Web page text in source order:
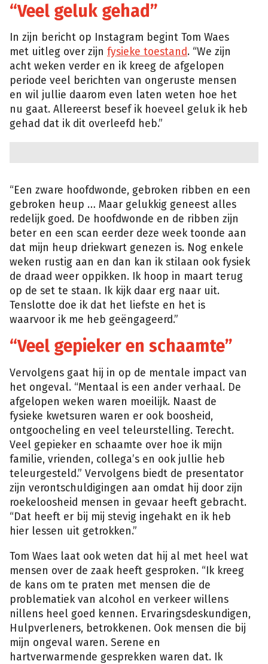
“Veel geluk gehad”
In zijn bericht op Instagram begint Tom Waes
met uitleg over zijn fysieke toestand. “We zijn
acht weken verder en ik kreeg de afgelopen
periode veel berichten van ongeruste mensen
en wil jullie daarom even laten weten hoe het
nu gaat. Allereerst besef ik hoeveel geluk ik heb
gehad dat ik dit overleefd heb.”
“Een zware hoofdwonde, gebroken ribben en een
gebroken heup … Maar gelukkig geneest alles
redelijk goed. De hoofdwonde en de ribben zijn
beter en een scan eerder deze week toonde aan
dat mijn heup driekwart genezen is. Nog enkele
weken rustig aan en dan kan ik stilaan ook fysiek
de draad weer oppikken. Ik hoop in maart terug
op de set te staan. Ik kijk daar erg naar uit.
Tenslotte doe ik dat het liefste en het is
waarvoor ik me heb geëngageerd.”
“Veel gepieker en schaamte”
Vervolgens gaat hij in op de mentale impact van
het ongeval. “Mentaal is een ander verhaal. De
afgelopen weken waren moeilijk. Naast de
fysieke kwetsuren waren er ook boosheid,
ontgoocheling en veel teleurstelling. Terecht.
Veel gepieker en schaamte over hoe ik mijn
familie, vrienden, collega’s en ook jullie heb
teleurgesteld.” Vervolgens biedt de presentator
zijn verontschuldigingen aan omdat hij door zijn
roekeloosheid mensen in gevaar heeft gebracht.
“Dat heeft er bij mij stevig ingehakt en ik heb
hier lessen uit getrokken.”
Tom Waes laat ook weten dat hij al met heel wat
mensen over de zaak heeft gesproken. “Ik kreeg
de kans om te praten met mensen die de
problematiek van alcohol en verkeer willens
nillens heel goed kennen. Ervaringsdeskundigen,
Hulpverleners, betrokkenen. Ook mensen die bij
mijn ongeval waren. Serene en
hartverwarmende gesprekken waren dat. Ik